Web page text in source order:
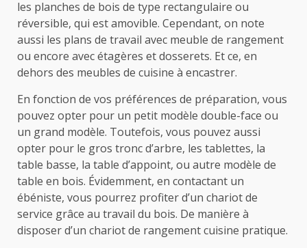
les planches de bois de type rectangulaire ou
réversible, qui est amovible. Cependant, on note
aussi les plans de travail avec meuble de rangement
ou encore avec étagères et dosserets. Et ce, en
dehors des meubles de cuisine à encastrer.
En fonction de vos préférences de préparation, vous
pouvez opter pour un petit modèle double-face ou
un grand modèle. Toutefois, vous pouvez aussi
opter pour le gros tronc d’arbre, les tablettes, la
table basse, la table d’appoint, ou autre modèle de
table en bois. Évidemment, en contactant un
ébéniste, vous pourrez profiter d’un chariot de
service grâce au travail du bois. De manière à
disposer d’un chariot de rangement cuisine pratique.